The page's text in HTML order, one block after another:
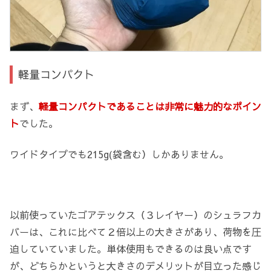
軽量コンパクト
まず、 軽量コンパクトであることは非常に魅力的なポイン
トでした。
ワイドタイプでも215g(袋含む）しかありません。
以前使っていたゴアテックス（３レイヤー）のシュラフカ
バーは、これに比べて２倍以上の大きさがあり、荷物を圧
迫していていました。単体使用もできるのは良い点です
が、どちらかというと大きさのデメリットが目立った感じ